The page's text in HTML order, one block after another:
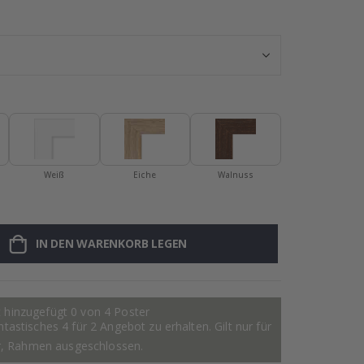
Weiß Eiche Walnuss
IN DEN WARENKORB LEGEN
hinzugefügt 0 von 4 Poster
4 für 2 Angebot zu erhalten. Gilt nur für
Rahmen ausgeschlossen.